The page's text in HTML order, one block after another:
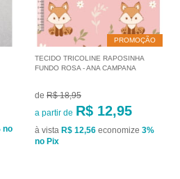
no
PROMOÇÃO
TECIDO TRICOLINE RAPOSINHA
FUNDO ROSA - ANA CAMPANA
de R$ 18,95
a partir de R$ 12,95
à vista R$ 12,56 economize 3%
no Pix